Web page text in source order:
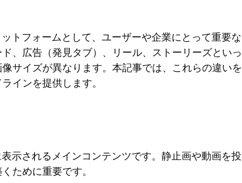
トフォームとして、ユーザーや企業にとって重要な
、広告（発見タブ）、リール、ストーリーズといっ
サイズが異なります。本記事では、これらの違いを
インを提供します。
示されるメインコンテンツです。静止画や動画を投
ために重要です。